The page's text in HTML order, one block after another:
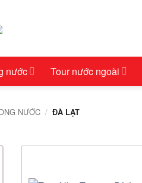
nước Tour nước ngoài
NƯỚC / ĐÀ LẠT